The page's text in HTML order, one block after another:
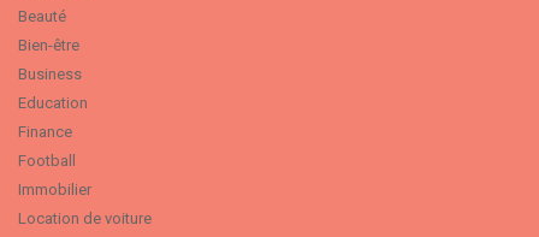
Beauté
Bien-être
Business
Education
Finance
Football
Immobilier
Location de voiture